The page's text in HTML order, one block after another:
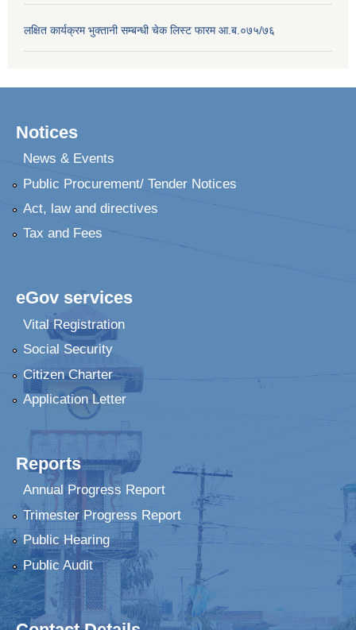
लक्षित कार्यक्रम भुक्तानी सम्बन्धी चेक लिस्ट फारम आ.ब.०७५/७६
Notices
News & Events
Public Procurement/ Tender Notices
Act, law and directives
Tax and Fees
eGov services
Vital Registration
Social Security
Citizen Charter
Application Letter
Reports
Annual Progress Report
Trimester Progress Report
Public Hearing
Public Audit